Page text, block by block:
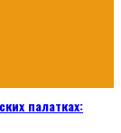
палатках: